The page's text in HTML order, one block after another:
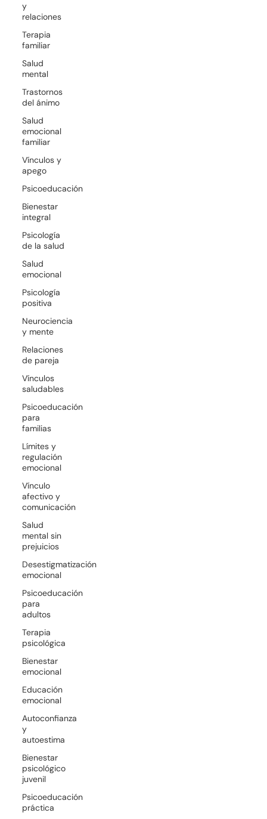
y
relaciones
Terapia
familiar
Salud
mental
Trastornos
del ánimo
Salud
emocional
familiar
Vínculos y
apego
Psicoeducación
Bienestar
integral
Psicología
de la salud
Salud
emocional
Psicología
positiva
Neurociencia
y mente
Relaciones
de pareja
Vínculos
saludables
Psicoeducación
para
familias
Límites y
regulación
emocional
Vínculo
afectivo y
comunicación
Salud
mental sin
prejuicios
Desestigmatización
emocional
Psicoeducación
para
adultos
Terapia
psicológica
Bienestar
emocional
Educación
emocional
Autoconfianza
y
autoestima
Bienestar
psicológico
juvenil
Psicoeducación
práctica